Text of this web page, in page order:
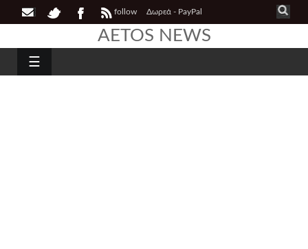
follow Δωρεά - PayPal
AETOS NEWS
☰